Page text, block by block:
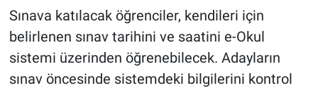
Sınava katılacak öğrenciler, kendileri için
belirlenen sınav tarihini ve saatini e-Okul
sistemi üzerinden öğrenebilecek. Adayların
sınav öncesinde sistemdeki bilgilerini kontrol